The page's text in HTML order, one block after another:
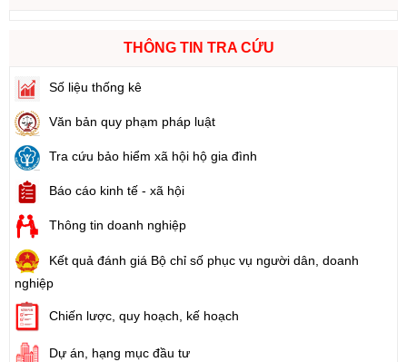
THÔNG TIN TRA CỨU
Số liệu thống kê
Văn bản quy phạm pháp luật
Tra cứu bảo hiểm xã hội hộ gia đình
Báo cáo kinh tế - xã hội
Thông tin doanh nghiệp
Kết quả đánh giá Bộ chỉ số phục vụ người dân, doanh
nghiệp
Chiến lược, quy hoạch, kế hoạch
Dự án, hạng mục đầu tư